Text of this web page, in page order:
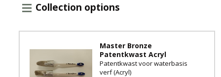
Collection options
Master Bronze
Patentkwast Acryl
Patentkwast voor waterbasis
verf (Acryl)